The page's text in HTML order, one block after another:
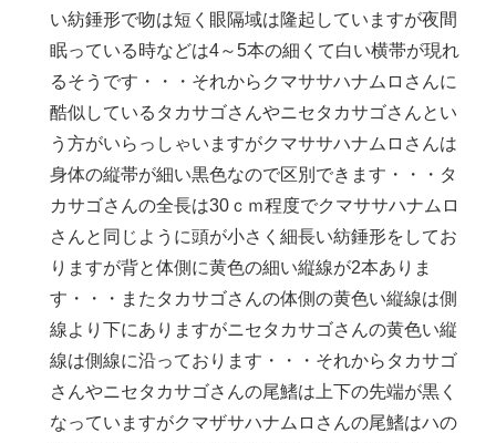
い紡錘形で吻は短く眼隔域は隆起していますが夜間
眠っている時などは4～5本の細くて白い横帯が現れ
るそうです・・・それからクマササハナムロさんに
酷似しているタカサゴさんやニセタカサゴさんとい
う方がいらっしゃいますがクマササハナムロさんは
身体の縦帯が細い黒色なので区別できます・・・タ
カサゴさんの全長は30ｃｍ程度でクマササハナムロ
さんと同じように頭が小さく細長い紡錘形をしてお
りますが背と体側に黄色の細い縦線が2本ありま
す・・・またタカサゴさんの体側の黄色い縦線は側
線より下にありますがニセタカサゴさんの黄色い縦
線は側線に沿っております・・・それからタカサゴ
さんやニセタカサゴさんの尾鰭は上下の先端が黒く
なっていますがクマザサハナムロさんの尾鰭はハの